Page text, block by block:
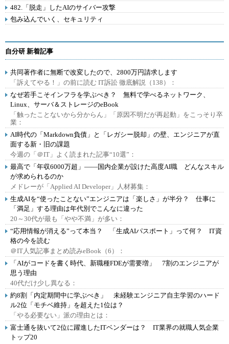
482.「脱走」したAIのサイバー攻撃
包み込んでいく、セキュリティ
自分研 新着記事
共同著作者に無断で改変したので、2800万円請求します
「訴えてやる！」の前に読む IT訴訟 徹底解説（138）：
なぜ若手こそインフラを学ぶべき？ 無料で学べるネットワーク、
Linux、サーバ＆ストレージのeBook
「触ったことないから分からん」「原因不明だが再起動」をこっそり卒
業：
AI時代の「Markdown負債」と「レガシー脱却」の壁、エンジニアが直
面する新・旧の課題
今週の「＠IT」よく読まれた記事“10選”：
最高で「年収6000万超」――国内企業が設けた高度AI職 どんなスキル
が求められるのか
メドレーが「Applied AI Developer」人材募集：
生成AIを“使ったことない”エンジニアは「楽しさ」が半分？ 仕事に
「満足」する理由は年代別でこんなに違った
20～30代が最も「やや不満」が多い：
“応用情報が消える”って本当？ 「生成AIパスポート」って何？ IT資
格の今を読む
＠IT人気記事まとめ読みeBook（6）：
「AIがコードを書く時代、新職種FDEが需要増」 7割のエンジニアが
思う理由
40代だけ少し異なる：
約8割「内定期間中に学ぶべき」 未経験エンジニア自主学習のハード
ル2位「モチベ維持」を超えた1位は？
「やる必要ない」派の理由とは：
富士通を抜いて2位に躍進したITベンダーは？ IT業界の就職人気企業
トップ20